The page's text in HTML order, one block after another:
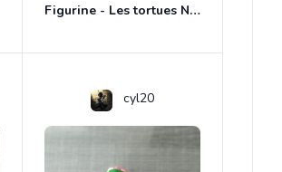
Figurine - Les tortues Ninja - Raphael
cyl20